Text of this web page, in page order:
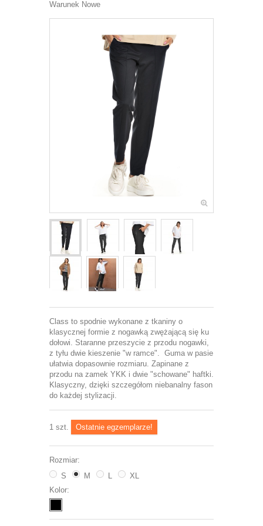
Warunek Nowe
Class to spodnie wykonane z tkaniny o
klasycznej formie z nogawką zwężającą się ku
dołowi. Staranne przeszycie z przodu nogawki,
z tyłu dwie kieszenie "w ramce". Guma w pasie
ułatwia dopasownie rozmiaru. Zapinane z
przodu na zamek YKK i dwie "schowane" haftki.
Klasyczny, dzięki szczegółom niebanalny fason
do każdej stylizacji.
1 szt. Ostatnie egzemplarze!
Rozmiar:
S
M
XL
Kolor: